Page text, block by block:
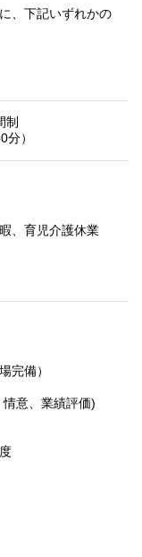
、下記いずれかの
制
）
、育児介護休業
完備）
情意、業績評価)